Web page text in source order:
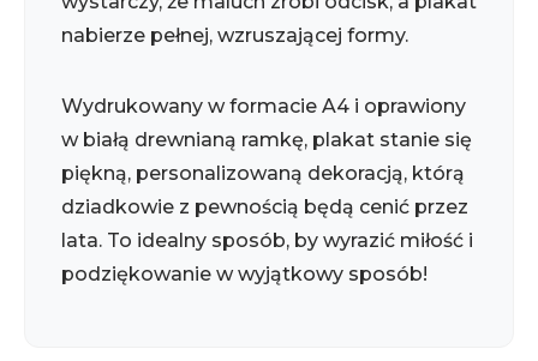
nabierze pełnej, wzruszającej formy.
Wydrukowany w formacie A4 i oprawiony
w białą drewnianą ramkę, plakat stanie się
piękną, personalizowaną dekoracją, którą
dziadkowie z pewnością będą cenić przez
lata. To idealny sposób, by wyrazić miłość i
podziękowanie w wyjątkowy sposób!